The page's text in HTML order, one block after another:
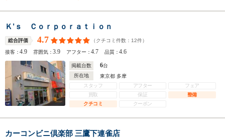
Ｋ’ｓ Ｃｏｒｐｏｒａｔｉｏｎ
総合評価 4.7 （クチコミ件数： 12件）
接客：4.9 雰囲気：3.9 アフター：4.7 品質：4.6
掲載台数 6台
所在地
東京都 多摩
スタッフ
アフター
フェア
買取
保証
整備
クチコミ
クーポン
カーコンビニ倶楽部 三鷹下連雀店